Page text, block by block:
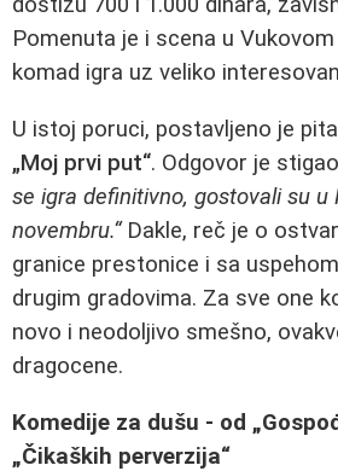
Pomenuta je i scena u
komad igra uz veliko
U istoj poruci, postavljeno je
„Moj prvi put“. Odgovor je
se igra definitivno, gostovali su u
novembru.“Dakle, reč je o
granice prestonice i sa
drugim gradovima. Za sve one
novo i neodoljivo smešno,
dragocene.
Komedije za dušu - od
„Čikaških perverzija“